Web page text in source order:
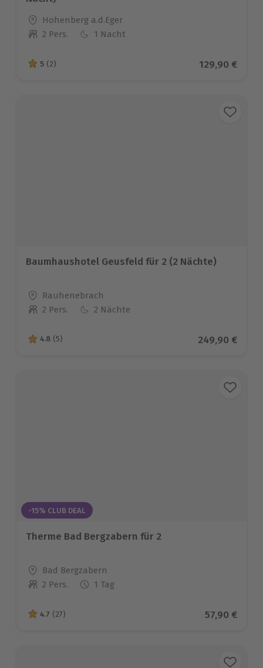
Standort
Hohenberg a.d.Eger
Anzahl der Teilnehmer
2 Pers. 1 Nacht
5 von 5 Sternen basierend auf 2 Bewertungen
5 (2) Aktueller
129,90 €
Baumhaushotel Geusfeld für 2 (2 Nächte)
Standort
Rauhenebrach
Anzahl der Teilnehmer
2 Pers. 2 Nächte
4.8 von 5 Sternen basierend auf 5 Bewertungen
4.8 (5) Aktueller
249,90 €
-15% CLUB DEAL
Therme Bad Bergzabern für 2
Standort
Bad Bergzabern
Anzahl der Teilnehmer
2 Pers. 1 Tag
4.7 von 5 Sternen basierend auf 27 Bewertungen
4.7 (27) Aktueller
57,90 €